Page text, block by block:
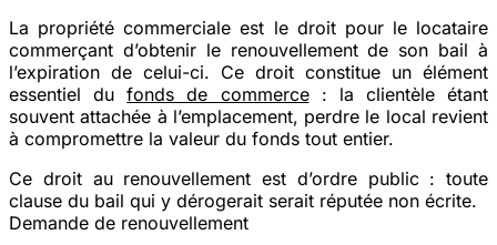
La propriété commerciale est le droit pour le locataire
commerçant d’obtenir le renouvellement de son bail à
l’expiration de celui-ci. Ce droit constitue un élément
essentiel dufonds de commerce: la clientèle étant
souvent attachée à l’emplacement, perdre le local revient
à compromettre la valeur du fonds tout entier.
Ce droit au renouvellement est d’ordre public: toute
clause du bail qui y dérogerait serait réputée non écrite.
Demande de renouvellement